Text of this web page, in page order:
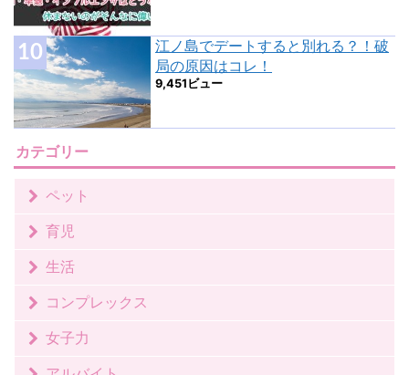
江ノ島でデートすると別れる？！破
局の原因はコレ！
9,451ビュー
カテゴリー
ペット
育児
生活
コンプレックス
女子力